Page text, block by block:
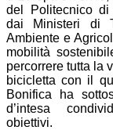
del Politecnico di
dai Ministeri di
Ambiente e
mobilità
percorrere tutta la
bicicletta con il
Bonifica ha
d’intesa
obiettivi.